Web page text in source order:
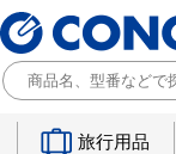
旅行用品